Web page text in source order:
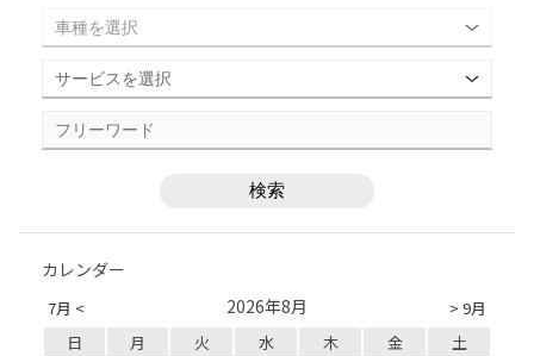
カレンダー
7月 < > 9月
2026年8月
日 月 火 水 木 金
土